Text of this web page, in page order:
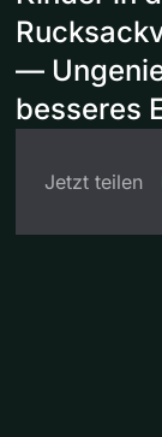
—
besseres
Jetzt teilen